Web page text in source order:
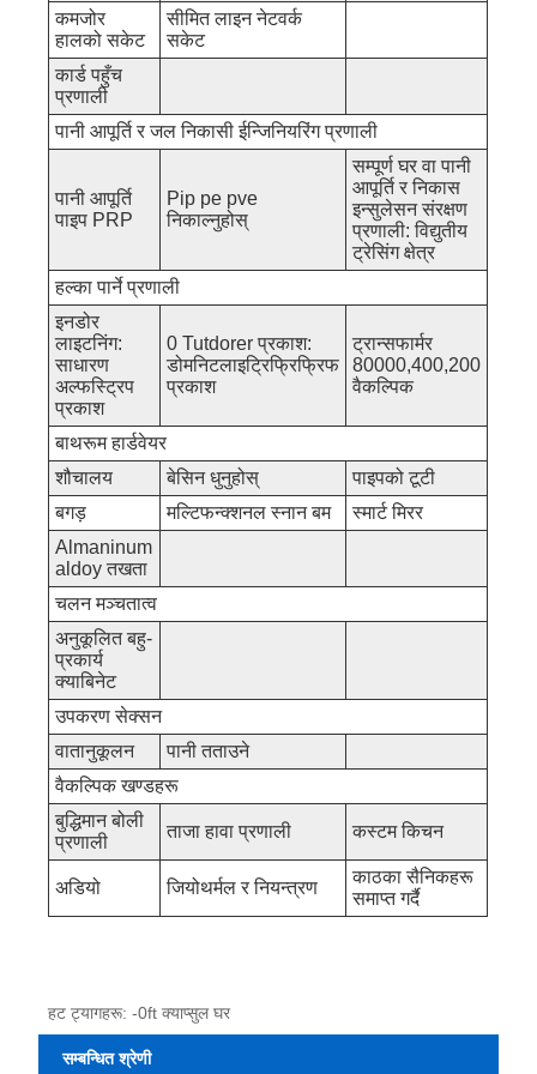
कमजोर
हालको सकेट
सीमित लाइन नेटवर्क
सकेट
कार्ड पहुँच
प्रणाली
पानी आपूर्ति र जल निकासी ईन्जिनियरिंग प्रणाली
पानी आपूर्ति
पाइप PRP
Pip pe pve
निकाल्नुहोस्
सम्पूर्ण घर वा पानी
आपूर्ति र निकास
इन्सुलेसन संरक्षण
प्रणाली: विद्युतीय
ट्रेसिंग क्षेत्र
हल्का पार्ने प्रणाली
इनडोर
लाइटनिंग:
साधारण
अल्फस्ट्रिप
प्रकाश
0 Tutdorer प्रकाश:
डोमनिटलाइट्रिफ्रिफ्रिफ
प्रकाश
ट्रान्सफार्मर
80000,400,200
वैकल्पिक
बाथरूम हार्डवेयर
शौचालय
बेसिन धुनुहोस्
पाइपको टूटी
बगड़
मल्टिफन्क्शनल स्नान बम
स्मार्ट मिरर
Almaninum
aldoy तखता
चलन मञ्चतात्व
अनुकूलित बहु-
प्रकार्य
क्याबिनेट
उपकरण सेक्सन
वातानुकूलन
पानी तताउने
वैकल्पिक खण्डहरू
बुद्धिमान बोली
प्रणाली
ताजा हावा प्रणाली कस्टम किचन
अडियो जियोथर्मल र नियन्त्रण
काठका सैनिकहरू
समाप्त गर्दै
हट ट्यागहरू: -0ft क्याप्सुल घर
सम्बन्धित श्रेणी